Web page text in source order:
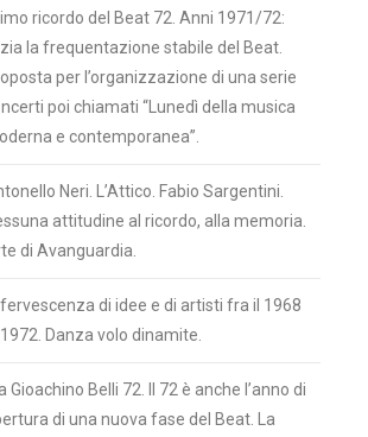
ricordo del Beat 72. Anni 1971/72:
la frequentazione stabile del Beat.
per l’organizzazione di una serie
poi chiamati “Lunedì della musica
e contemporanea”.
Neri. L’Attico. Fabio Sargentini.
attitudine al ricordo, alla memoria.
di Avanguardia.
di idee e di artisti fra il 1968
Danza volo dinamite.
Gioachino Belli 72. Il 72 è anche l’anno di
di una nuova fase del Beat. La